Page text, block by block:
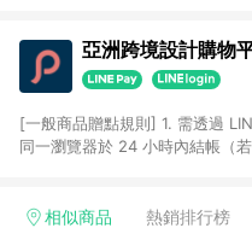
亞洲跨境設計購物
[一般商品贈點規則] 1. 需透過
同一瀏覽器於 24 小時內結帳（
回饋訂單不得享有 Pinkoi 站方
相似商品 熱銷排行榜